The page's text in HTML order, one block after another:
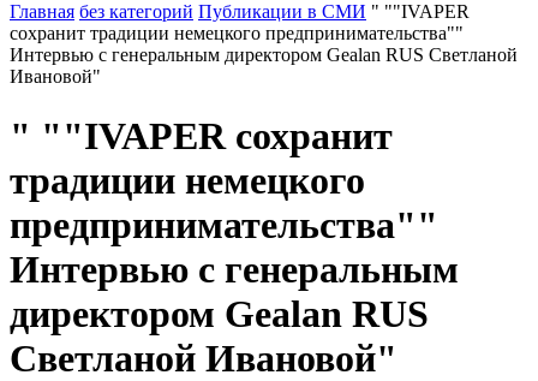
Главная без категорий Публикации в СМИ " ""IVAPER
сохранит традиции немецкого предпринимательства""
Интервью с генеральным директором Gealan RUS Светланой
Ивановой"
" ""IVAPER сохранит
традиции немецкого
предпринимательства""
Интервью с генеральным
директором Gealan RUS
Светланой Ивановой"